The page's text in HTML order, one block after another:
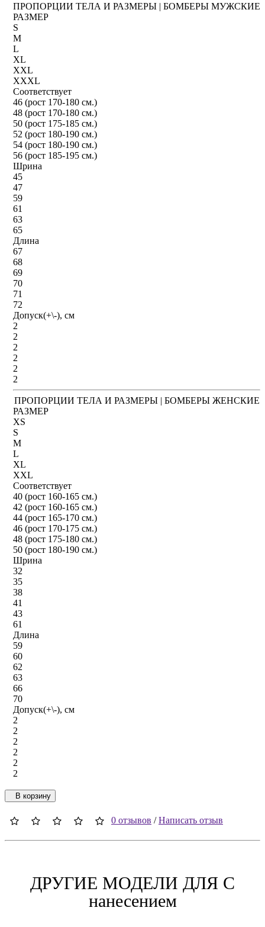
ПРОПОРЦИИ ТЕЛА И РАЗМЕРЫ | БОМБЕРЫ МУЖСКИЕ
РАЗМЕР
S
M
L
XL
XXL
XXXL
Соответствует
46 (рост 170-180 см.)
48 (рост 170-180 см.)
50 (рост 175-185 см.)
52 (рост 180-190 см.)
54 (рост 180-190 см.)
56 (рост 185-195 см.)
Шрина
45
47
59
61
63
65
Длина
67
68
69
70
71
72
Допуск(+\-), см
2
2
2
2
2
2
ПРОПОРЦИИ ТЕЛА И РАЗМЕРЫ | БОМБЕРЫ ЖЕНСКИЕ
РАЗМЕР
XS
S
M
L
XL
XXL
Соответствует
40 (рост 160-165 см.)
42 (рост 160-165 см.)
44 (рост 165-170 см.)
46 (рост 170-175 см.)
48 (рост 175-180 см.)
50 (рост 180-190 см.)
Шрина
32
35
38
41
43
61
Длина
59
60
62
63
66
70
Допуск(+\-), см
2
2
2
2
2
2
В корзину
0 отзывов /Написать отзыв
ДРУГИЕ МОДЕЛИ ДЛЯ C
нанесением